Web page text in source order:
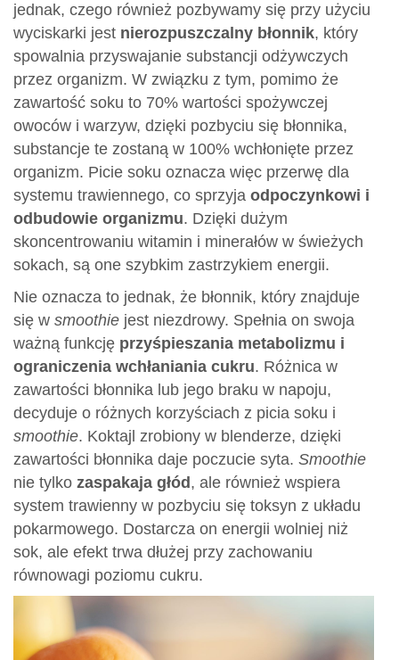
jednak, czego również pozbywamy się przy użyciu
wyciskarki jest nierozpuszczalny błonnik, który
spowalnia przyswajanie substancji odżywczych
przez organizm. W związku z tym, pomimo że
zawartość soku to 70% wartości spożywczej
owoców i warzyw, dzięki pozbyciu się błonnika,
substancje te zostaną w 100% wchłonięte przez
organizm. Picie soku oznacza więc przerwę dla
systemu trawiennego, co sprzyja odpoczynkowi i
odbudowie organizmu. Dzięki dużym
skoncentrowaniu witamin i minerałów w świeżych
sokach, są one szybkim zastrzykiem energii.
Nie oznacza to jednak, że błonnik, który znajduje
się w smoothie jest niezdrowy. Spełnia on swoja
ważną funkcję przyśpieszania metabolizmu i
ograniczenia wchłaniania cukru. Różnica w
zawartości błonnika lub jego braku w napoju,
decyduje o różnych korzyściach z picia soku i
smoothie. Koktajl zrobiony w blenderze, dzięki
zawartości błonnika daje poczucie syta. Smoothie
nie tylko zaspakaja głód , ale również wspiera
system trawienny w pozbyciu się toksyn z układu
pokarmowego. Dostarcza on energii wolniej niż
sok, ale efekt trwa dłużej przy zachowaniu
równowagi poziomu cukru.